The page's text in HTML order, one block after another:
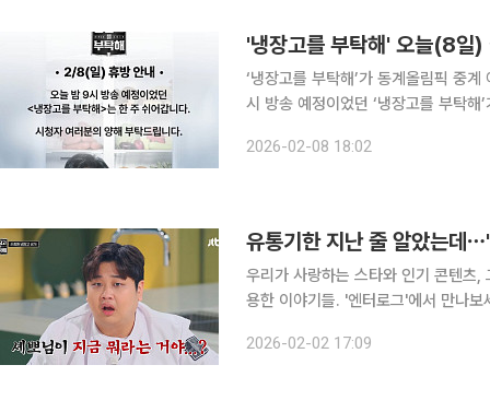
'냉장고를 부탁해' 오늘(8일
‘냉장고를 부탁해’가 동계올림픽 중계 여파로 결방한다. 8일
시 방송 예정이었던 ‘냉장고를 부탁해’가 결방한다”라고
2026-02-08 18:02
유통기한 지난 줄 알았는데
우리가 사랑하는 스타와 인기 콘텐츠
용한 이야기들. '엔터로그'에서 만나보세요. JTBC 예능 프로그램 '냉장고를
로그램, 잠시 사라졌다가 조용히 돌아
2026-02-02 17:09